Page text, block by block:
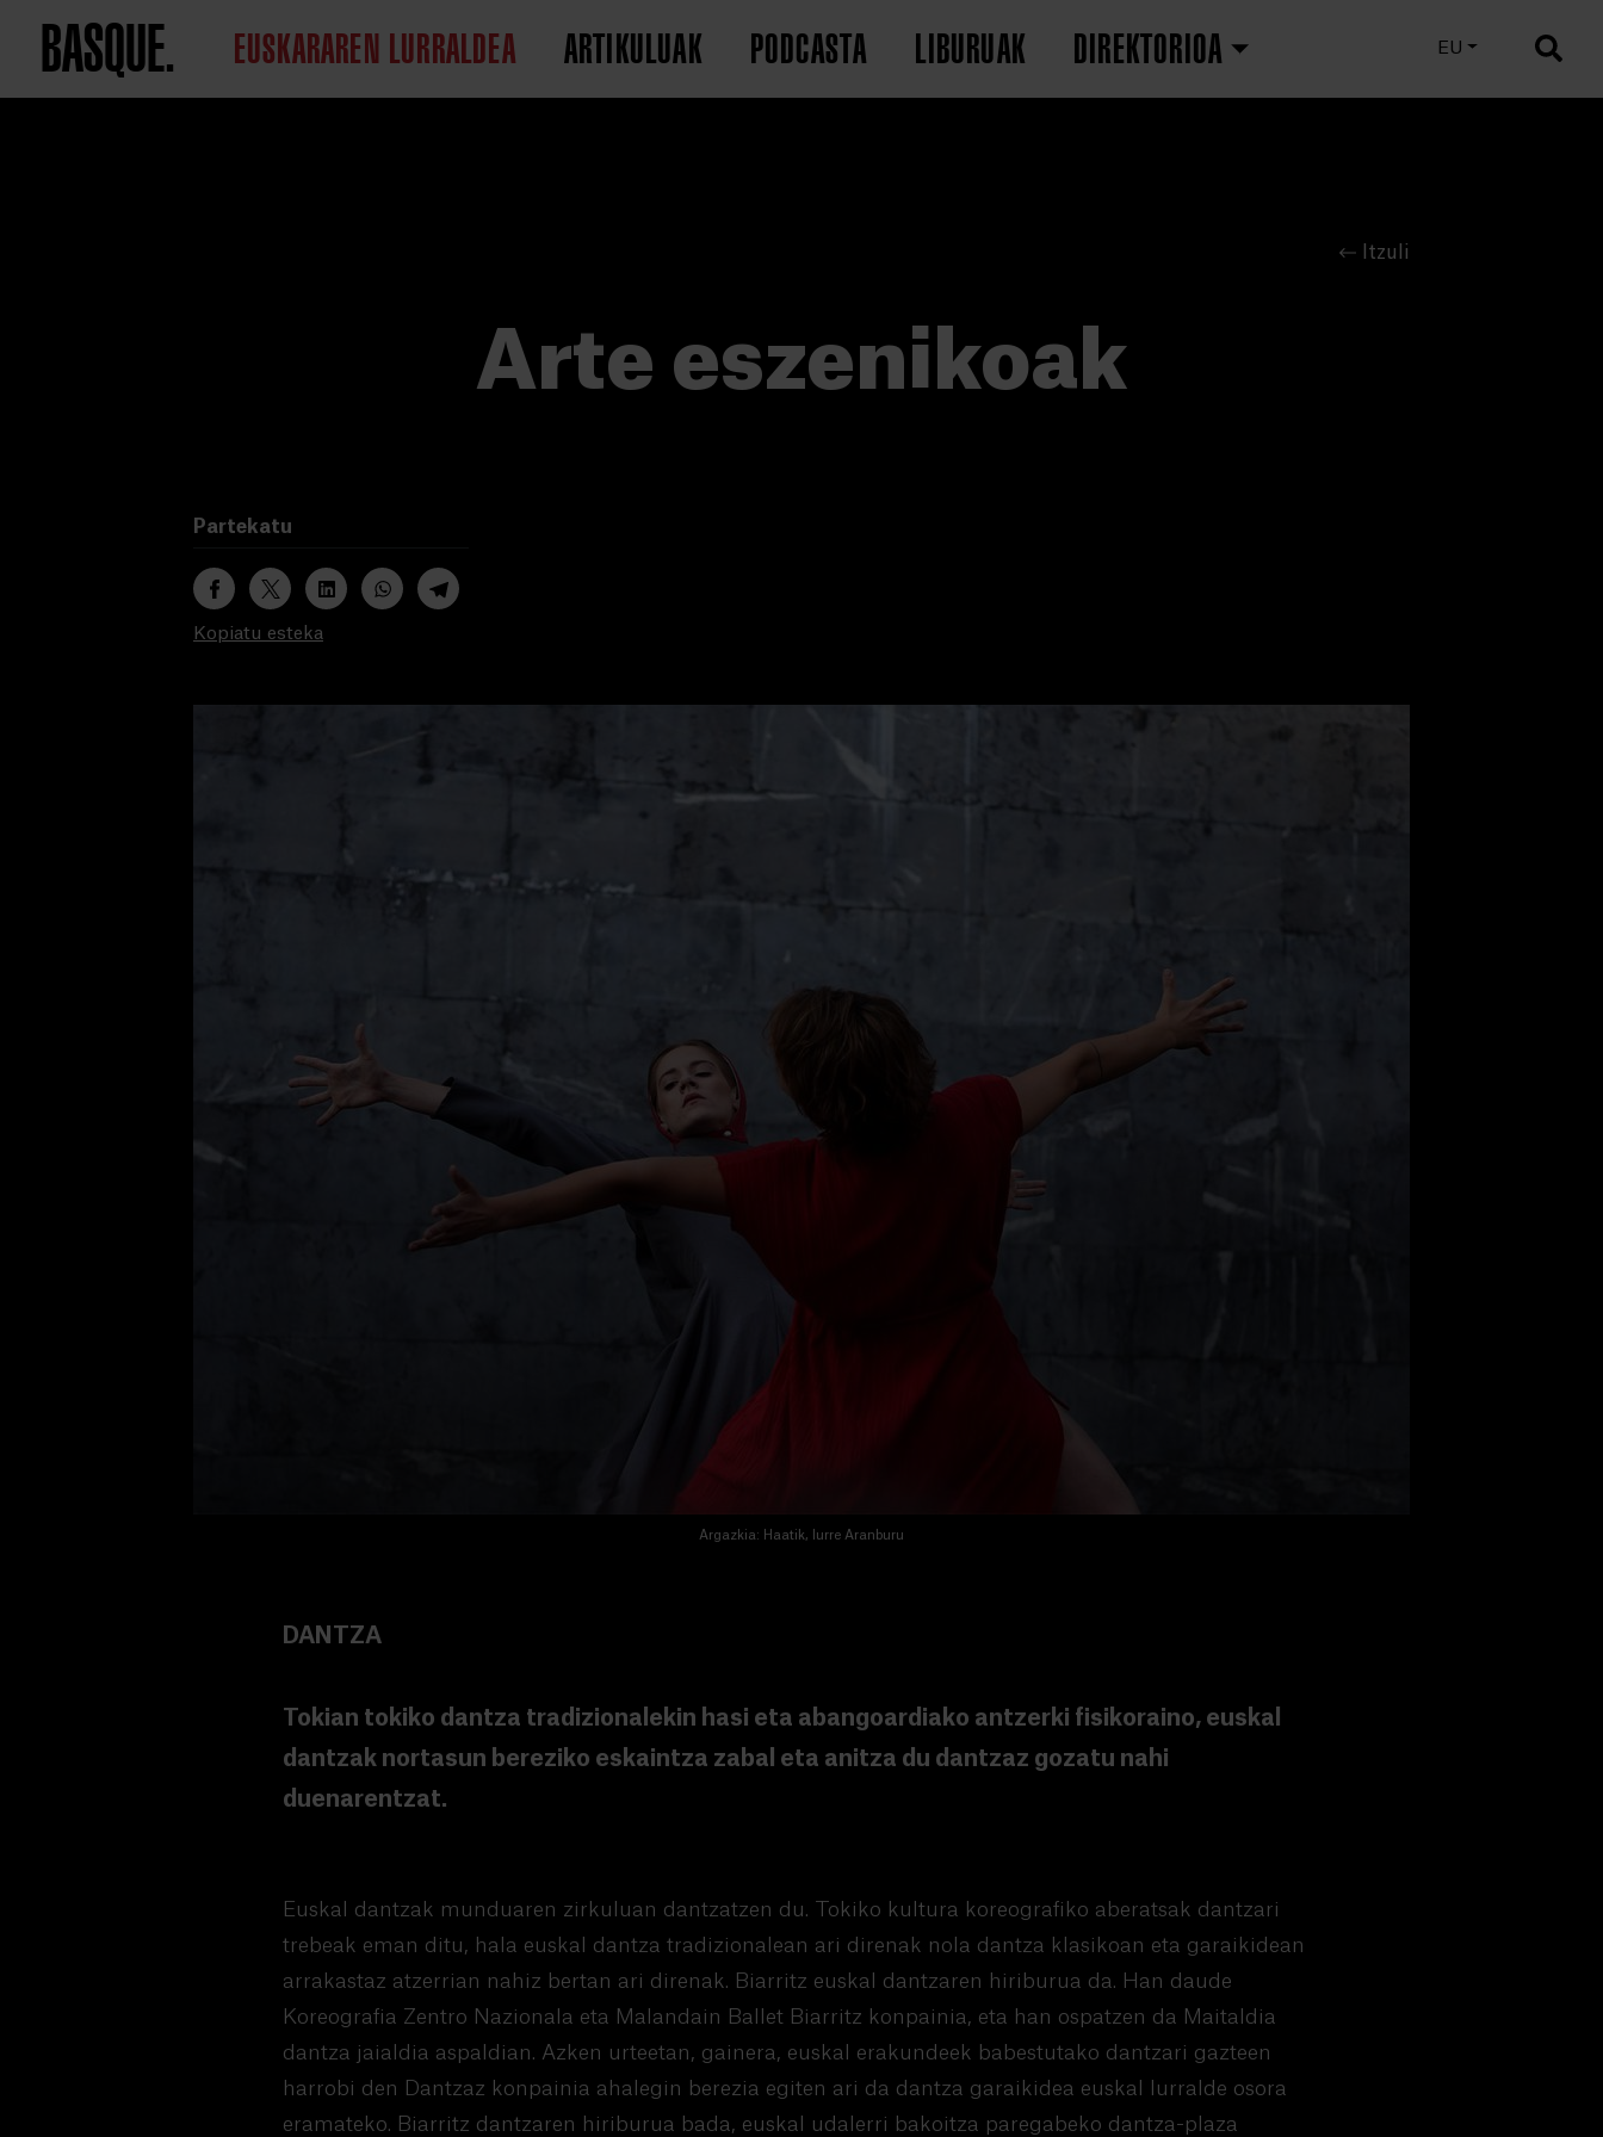
BASQUE. EUSKARAREN LURRALDEA ARTIKULUAK PODCASTA LIBURUAK DIREKTORIOA ES EN
EU
Itzuli
Arte eszenikoak
Partekatu
Kopiatu esteka
Argazkia: Haatik, Iurre Aranburu
DANTZA
Tokian tokiko dantza tradizionalekin hasi eta abangoardiako antzerki fisikoraino, euskal
dantzak nortasun bereziko eskaintza zabal eta anitza du dantzaz gozatu nahi
duenarentzat.
Euskal dantzak munduaren zirkuluan dantzatzen du. Tokiko kultura koreografiko aberatsak dantzari
trebeak eman ditu, hala euskal dantza tradizionalean ari direnak nola dantza klasikoan eta garaikidean
arrakastaz atzerrian nahiz bertan ari direnak. Biarritz euskal dantzaren hiriburua da. Han daude
Koreografia Zentro Nazionala eta Malandain Ballet Biarritz konpainia, eta han ospatzen da Maitaldia
dantza jaialdia aspaldian. Azken urteetan, gainera, euskal erakundeek babestutako dantzari gazteen
harrobi den Dantzaz konpainia ahalegin berezia egiten ari da dantza garaikidea euskal lurralde osora
eramateko. Biarritz dantzaren hiriburua bada, euskal udalerri bakoitza paregabeko dantza-plaza